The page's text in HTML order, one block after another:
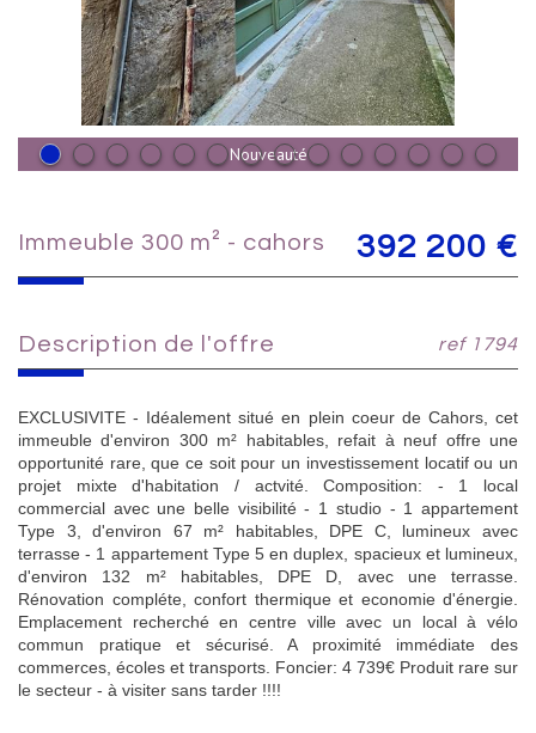
Nouveauté
immeuble 300 m² - cahors 392 200 €
description de l'offre ref 1794
EXCLUSIVITE - Idéalement situé en plein coeur de Cahors, cet
immeuble d'environ 300 m² habitables, refait à neuf offre une
opportunité rare, que ce soit pour un investissement locatif ou un
projet mixte d'habitation / actvité. Composition: - 1 local
commercial avec une belle visibilité - 1 studio - 1 appartement
Type 3, d'environ 67 m² habitables, DPE C, lumineux avec
terrasse - 1 appartement Type 5 en duplex, spacieux et lumineux,
d'environ 132 m² habitables, DPE D, avec une terrasse.
Rénovation compléte, confort thermique et economie d'énergie.
Emplacement recherché en centre ville avec un local à vélo
commun pratique et sécurisé. A proximité immédiate des
commerces, écoles et transports. Foncier: 4 739€ Produit rare sur
le secteur - à visiter sans tarder !!!!